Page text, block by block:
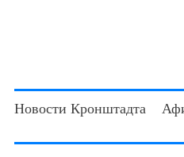
Новости Кронштадта